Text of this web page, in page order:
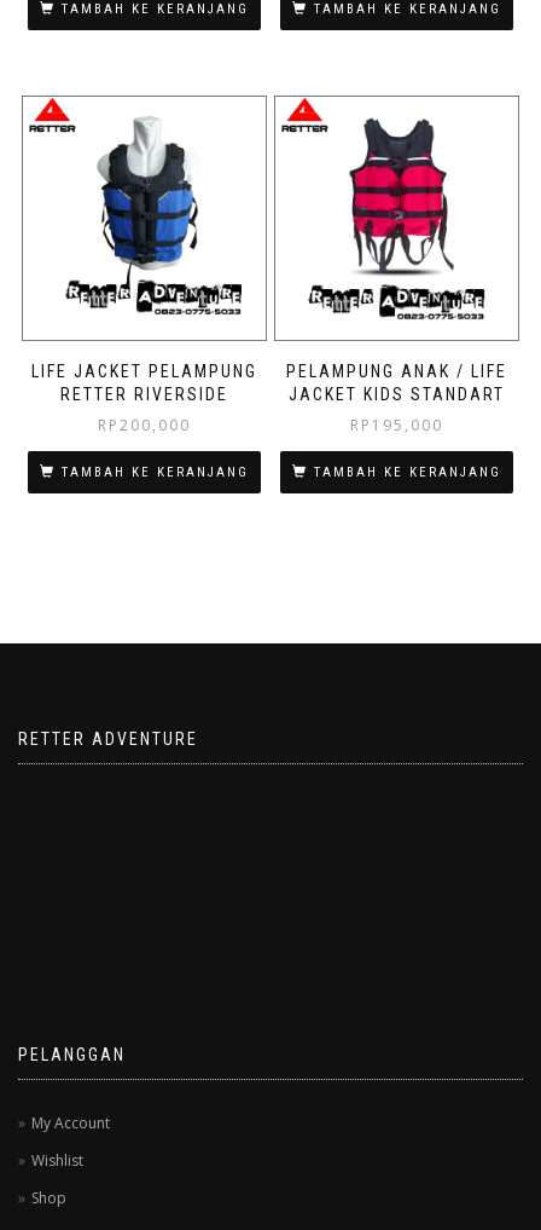
TAMBAH KE KERANJANG TAMBAH KE KERANJANG
LIFE JACKET PELAMPUNG
RETTER RIVERSIDE
RP200,000
TAMBAH KE KERANJANG
PELAMPUNG ANAK / LIFE
JACKET KIDS STANDART
RP 195,000
TAMBAH KE KERANJANG
RETTER ADVENTURE
PELANGGAN
My Account
Wishlist
Shop